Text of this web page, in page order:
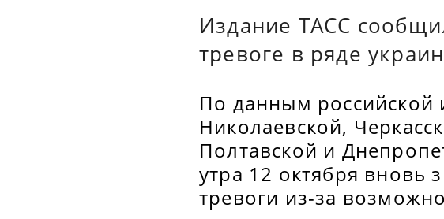
Издание ТАСС
тревоге в ряде
По данным российской
Николаевской,
Полтавской и
утра 12 октября вновь
тревоги из-за